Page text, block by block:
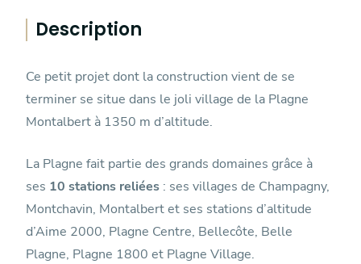
Description
Ce petit projet dont la construction vient de se
terminer se situe dans le joli village de la Plagne
Montalbert à 1350 m d’altitude.
La Plagne fait partie des grands domaines grâce à
ses 10 stations reliées : ses villages de Champagny,
Montchavin, Montalbert et ses stations d’altitude
d’Aime 2000, Plagne Centre, Bellecôte, Belle
Plagne, Plagne 1800 et Plagne Village.